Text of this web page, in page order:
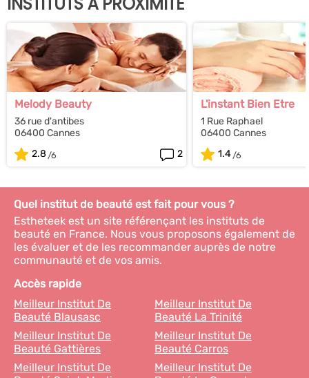
Melody Beauty
36 rue d'antibes
06400 Cannes
2.8
2
L'instant Bien Etre
1 Rue Raphael
06400 Cannes
1.4
Quel institut de beauté est fait pour vous ?
Estheteek est un site référençant les instituts de
beauté en France. Nous vous proposons également de
les évaluer et de les recommander auprès de notre
communauté et de vos amis.
Accès rapide
Meilleur Institut De
Beauté Blausasc
Meilleur Institut De
Beauté La Trinité
Meilleur Institut De
Beauté Gattières
Meilleur Institut De
Beauté Carros
Meilleur Institut De
Meilleur Institut De